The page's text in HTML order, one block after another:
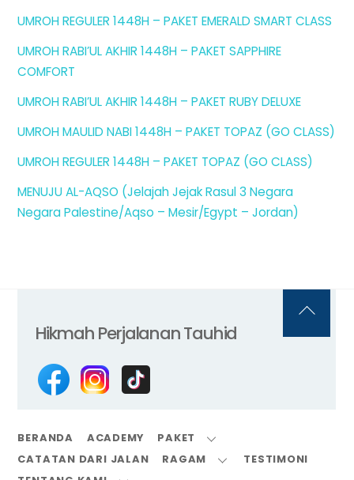
UMROH REGULER 1448H – PAKET EMERALD SMART CLASS
UMROH RABI’UL AKHIR 1448H – PAKET SAPPHIRE
COMFORT
UMROH RABI’UL AKHIR 1448H – PAKET RUBY DELUXE
UMROH MAULID NABI 1448H – PAKET TOPAZ (GO CLASS)
UMROH REGULER 1448H – PAKET TOPAZ (GO CLASS)
MENUJU AL-AQSO (Jelajah Jejak Rasul 3 Negara
Negara Palestine/Aqso – Mesir/Egypt – Jordan)
Hikmah Perjalanan Tauhid
BERANDA ACADEMY
PAKET
CATATAN DARI JALAN
RAGAM
TESTIMONI